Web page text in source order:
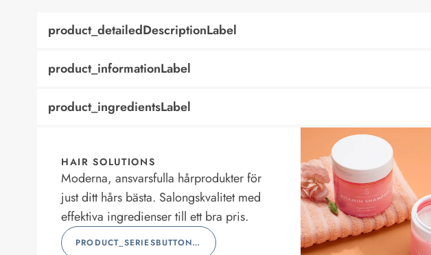
product_detailedDescriptionLabel
product_informationLabel
product_ingredientsLabel
HAIR SOLUTIONS
Moderna, ansvarsfulla hårprodukter för
just ditt hårs bästa. Salongskvalitet med
effektiva ingredienser till ett bra pris.
PRODUCT_SERIESBUTTONLABEL